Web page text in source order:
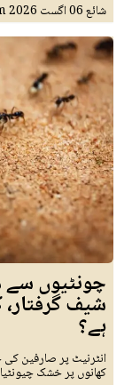
شائع06 اگست 2026
چونٹیوں سے
شیف
ہے؟
انٹرنیٹ پر صارفین
کھانوں پر خشک